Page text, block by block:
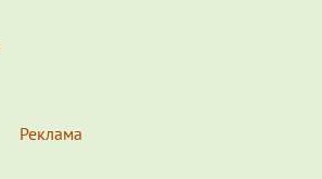
Реклама